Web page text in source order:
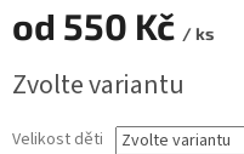
od 550 Kč / ks
cena:
Zvolte variantu
Velikost děti